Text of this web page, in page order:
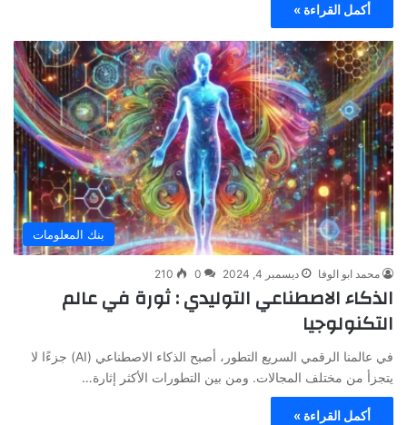
أكمل القراءة »
بنك المعلومات
محمد ابو الوفا ديسمبر 4, 2024 0
210
الذكاء الاصطناعي التوليدي : ثورة في عالم
التكنولوجيا
في عالمنا الرقمي السريع التطور، أصبح الذكاء الاصطناعي (AI) جزءًا لا
يتجزأ من مختلف المجالات. ومن بين التطورات الأكثر إثارة…
أكمل القراءة »